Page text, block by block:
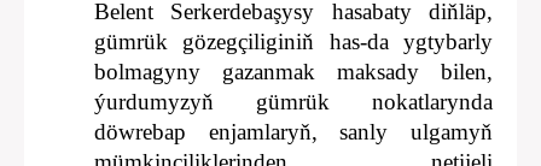
Belent Serkerdebaşysy hasabaty diňläp,
gümrük gözegçiliginiň has-da ygtybarly
bolmagyny gazanmak maksady bilen,
ýurdumyzyň gümrük nokatlarynda
döwrebap enjamlaryň, sanly ulgamyň